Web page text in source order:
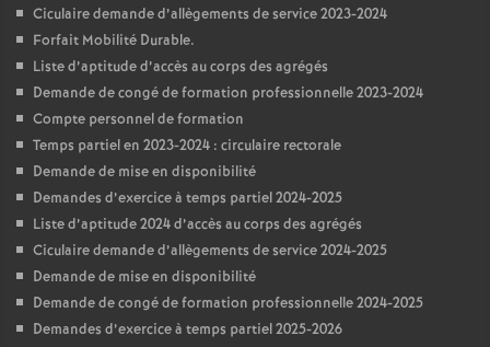
Ciculaire demande d’allègements de service 2023-2024
Forfait Mobilité Durable.
Liste d’aptitude d’accès au corps des agrégés
Demande de congé de formation professionnelle 2023-2024
Compte personnel de formation
Temps partiel en 2023-2024 : circulaire rectorale
Demande de mise en disponibilité
Demandes d’exercice à temps partiel 2024-2025
Liste d’aptitude 2024 d’accès au corps des agrégés
Ciculaire demande d’allègements de service 2024-2025
Demande de mise en disponibilité
Demande de congé de formation professionnelle 2024-2025
Demandes d’exercice à temps partiel 2025-2026